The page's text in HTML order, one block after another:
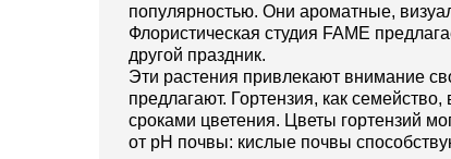
популярностью. Они ароматные,
Флористическая студия FAME
другой праздник.
Эти растения привлекают внимание
предлагают. Гортензия, как
сроками цветения. Цветы гортензий
от pH почвы: кислые почвы